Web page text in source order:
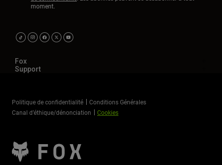
moment.
Fox
Support
Politique de confidentialité
Conditions Générales
Canal d’éthique/dénonciation
Cookies